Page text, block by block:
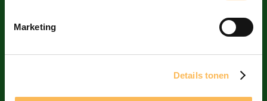
Marketing
Details tonen